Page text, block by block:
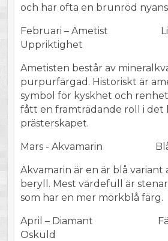
och har ofta en brunröd
Februari –
Uppriktighet
Ametisten består av
purpurfärgad. Historiskt är
symbol för kyskhet och
fått en framträdande roll i det
prästerskapet.
Mars -
Akvamarin är en är blå variant
beryll. Mest värdefull är
som har en mer mörkblå färg.
April – Diamant
Oskuld